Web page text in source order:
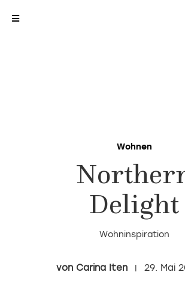
Wohnen
Delight
Wohninspiration
Carina Iten 29. Mai